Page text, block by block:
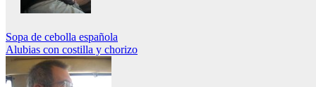
Navegación
de
entradas
Sopa de cebolla española
Alubias con costilla y chorizo